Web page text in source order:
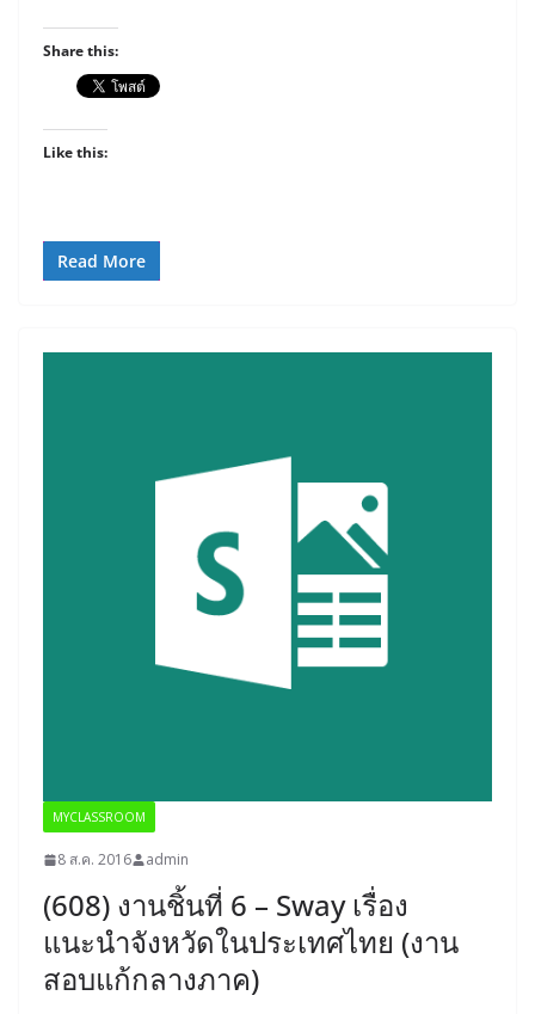
Share this:
Like this:
Read More
MYCLASSROOM
8 ส.ค. 2016 admin
(608) งานชิ้นที่ 6 – Sway เรื่อง
แนะนำจังหวัดในประเทศไทย (งาน
สอบแก้กลางภาค)